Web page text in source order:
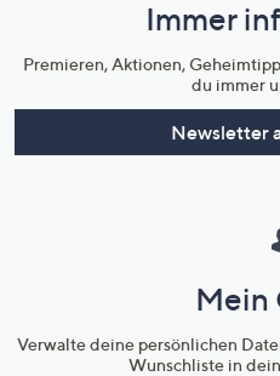
Immer
Premieren, Aktionen,
du immer
Newsletter
Mein
Verwalte deine persönlichen
Wunschliste in